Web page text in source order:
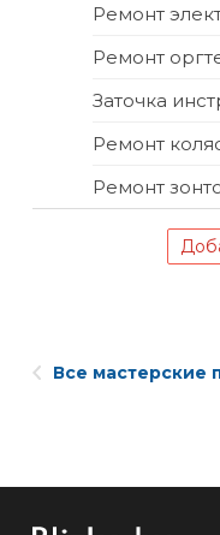
Ремонт
Ремонт
Заточка
Ремонт
Ремонт
Все мастерские